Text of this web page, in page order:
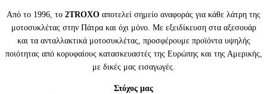
Από το 1996, το 2TROXO αποτελεί σημείο αναφοράς για κάθε λάτρη της
μοτοσυκλέτας στην Πάτρα και όχι μόνο. Με εξειδίκευση στα αξεσουάρ
και τα ανταλλακτικά μοτοσυκλέτας, προσφέρουμε προϊόντα υψηλής
ποιότητας από κορυφαίους κατασκευαστές της Ευρώπης και της Αμερικής,
με δικές μας εισαγωγές.
Στόχος μας